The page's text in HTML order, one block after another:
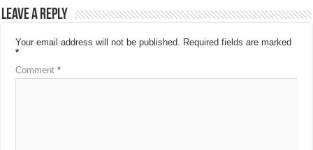
Leave a Reply
Your email address will not be published. Required fields are marked
*
Comment*